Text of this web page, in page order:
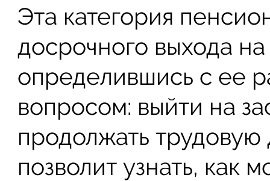
Эта категория
досрочного выхода
определившись с ее
вопросом: выйти на
продолжать трудовую
позволит узнать, как